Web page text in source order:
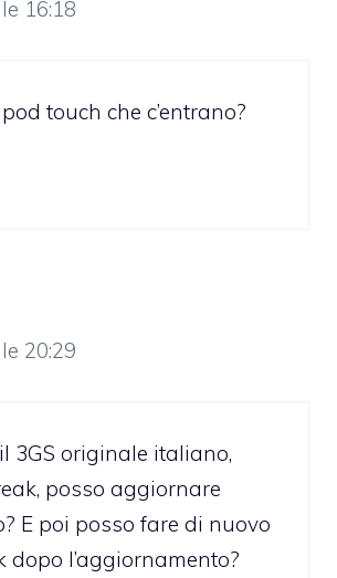
16:18
touch che c’entrano?
20:29
3GS originale italiano,
posso aggiornare
E poi posso fare di nuovo
dopo l’aggiornamento?